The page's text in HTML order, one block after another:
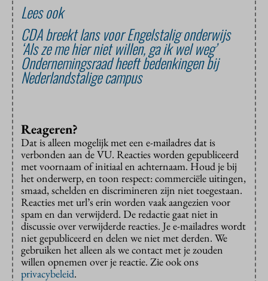
Lees ook
CDA breekt lans voor Engelstalig onderwijs
‘Als ze me hier niet willen, ga ik wel weg’
Ondernemingsraad heeft bedenkingen bij
Nederlandstalige campus
Reageren?
Dat is alleen mogelijk met een e-mailadres dat is
verbonden aan de VU. Reacties worden gepubliceerd
met voornaam of initiaal en achternaam. Houd je bij
het onderwerp, en toon respect: commerciële uitingen,
smaad, schelden en discrimineren zijn niet toegestaan.
Reacties met url’s erin worden vaak aangezien voor
spam en dan verwijderd. De redactie gaat niet in
discussie over verwijderde reacties. Je e-mailadres wordt
niet gepubliceerd en delen we niet met derden. We
gebruiken het alleen als we contact met je zouden
willen opnemen over je reactie. Zie ook ons
privacybeleid.